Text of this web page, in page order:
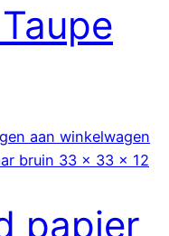
aan winkelwagen
papier